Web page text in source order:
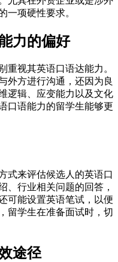
一项硬性要求。
力的偏好
重视其英语口语达能力。
外方进行沟通，还因为良
逻辑、应变能力以及文化
口语能力的留学生能够更
式来评估候选人的英语口
、行业相关问题的回答，
可能设置英语笔试，以便
留学生在准备面试时，切
途径